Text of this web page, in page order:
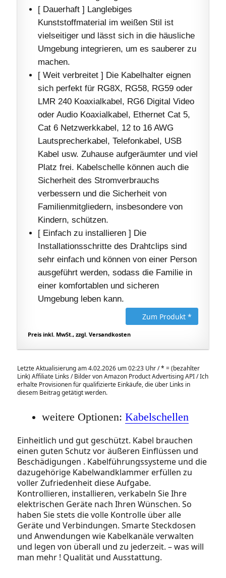
[ Dauerhaft ] Langlebiges
Kunststoffmaterial im weißen Stil ist
vielseitiger und lässt sich in die häusliche
Umgebung integrieren, um es sauberer zu
machen.
[ Weit verbreitet ] Die Kabelhalter eignen
sich perfekt für RG8X, RG58, RG59 oder
LMR 240 Koaxialkabel, RG6 Digital Video
oder Audio Koaxialkabel, Ethernet Cat 5,
Cat 6 Netzwerkkabel, 12 to 16 AWG
Lautsprecherkabel, Telefonkabel, USB
Kabel usw. Zuhause aufgeräumter und viel
Platz frei. Kabelschelle können auch die
Sicherheit des Stromverbrauchs
verbessern und die Sicherheit von
Familienmitgliedern, insbesondere von
Kindern, schützen.
[ Einfach zu installieren ] Die
Installationsschritte des Drahtclips sind
sehr einfach und können von einer Person
ausgeführt werden, sodass die Familie in
einer komfortablen und sicheren
Umgebung leben kann.
Zum Produkt *
Preis inkl. MwSt., zzgl. Versandkosten
Letzte Aktualisierung am 4.02.2026 um 02:23 Uhr /* = (bezahlter
Link) Affiliate Links / Bilder von Amazon Product Advertising API / Ich
erhalte Provisionen für qualifizierte Einkäufe, die über Links in
diesem Beitrag getätigt werden.
weitere Optionen: Kabelschellen
Einheitlich und gut geschützt. Kabel brauchen
einen guten Schutz vor äußeren Einflüssen und
Beschädigungen . Kabelführungssysteme und die
dazugehörige Kabelwandklammer erfüllen zu
voller Zufriedenheit diese Aufgabe.
Kontrollieren, installieren, verkabeln Sie Ihre
elektrischen Geräte nach Ihren Wünschen. So
haben Sie stets die volle Kontrolle über alle
Geräte und Verbindungen. Smarte Steckdosen
und Anwendungen wie Kabelkanäle verwalten
und legen von überall und zu jederzeit. – was will
man mehr ! Qualität und Ausstattung.